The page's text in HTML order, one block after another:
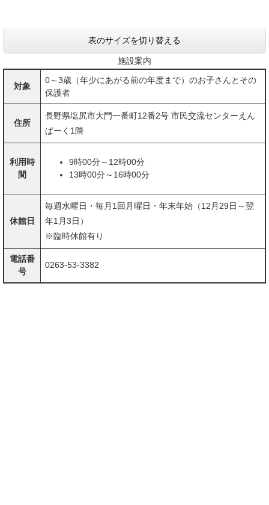
表のサイズを切り替える
施設案内
対象
0～3歳（年少にあがる前の年度まで）のお子さんとその
保護者
住所
長野県塩尻市大門一番町12番2号 市民交流センターえん
ぱーく1階
利用時
間
9時00分～12時00分
13時00分～16時00分
休館日
毎週水曜日・毎月1回月曜日・年末年始（12月29日～翌
年1月3日）
※臨時休館有り
電話番
号
0263-53-3382